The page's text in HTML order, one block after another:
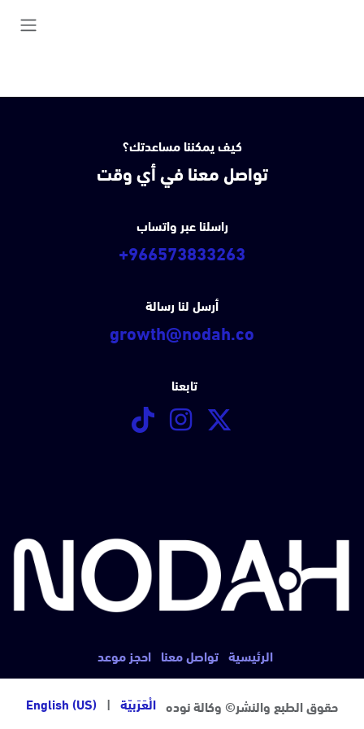
كيف يمكننا مساعدتك؟
تواصل معنا في أي وقت
راسلنا عبر واتساب
+966573833263
أرسل لنا رسالة
growth@nodah.co
تابعنا
الرئيسية تواصل معنا احجز موعد
حقوق الطبع والنشر© وكالة نوده الْعَرَبيّة |
English (US)